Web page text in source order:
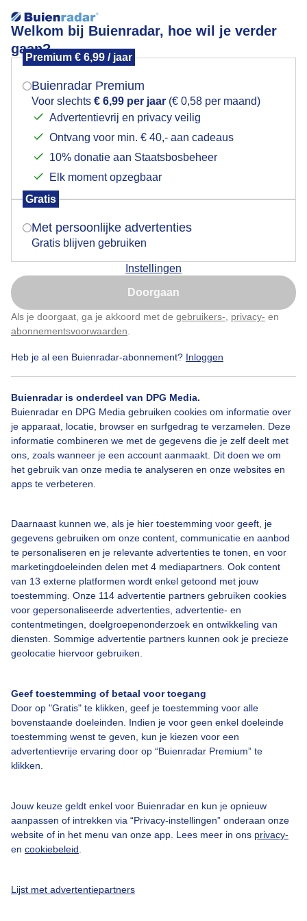
Welkom bij Buienradar, hoe wil je verder
gaan?
Premium € 6,99 / jaar
Buienradar Premium
Voor slechts € 6,99 per jaar (€ 0,58 per maand)
Advertentievrij en privacy veilig
Ontvang voor min. € 40,- aan cadeaus
10% donatie aan Staatsbosbeheer
Elk moment opzegbaar
Gratis
Met persoonlijke advertenties
Gratis blijven gebruiken
Instellingen
Doorgaan
Als je doorgaat, ga je akkoord met de gebruikers- privacy- en
abonnementsvoorwaarden
Heb je al een Buienradar-abonnement? Inloggen
Buienradar is onderdeel van DPG Media.
Buienradar en DPG Media gebruiken cookies om informatie over
je apparaat, locatie, browser en surfgedrag te verzamelen. Deze
informatie combineren we met de gegevens die je zelf deelt met
ons, zoals wanneer je een account aanmaakt. Dit doen we om
het gebruik van onze media te analyseren en onze websites en
apps te verbeteren.
Daarnaast kunnen we, als je hier toestemming voor geeft, je
gegevens gebruiken om onze content, communicatie en aanbod
te personaliseren en je relevante advertenties te tonen, en voor
marketingdoeleinden delen met 4 mediapartners. Ook content
van 13 externe platformen wordt enkel getoond met jouw
toestemming. Onze 114 advertentie partners gebruiken cookies
voor gepersonaliseerde advertenties, advertentie- en
contentmetingen, doelgroepenonderzoek en ontwikkeling van
diensten. Sommige advertentie partners kunnen ook je precieze
geolocatie hiervoor gebruiken.
Geef toestemming of betaal voor toegang
Door op "Gratis" te klikken, geef je toestemming voor alle
bovenstaande doeleinden. Indien je voor geen enkel doeleinde
toestemming wenst te geven, kun je kiezen voor een
advertentievrije ervaring door op “Buienradar Premium” te
klikken.
Jouw keuze geldt enkel voor Buienradar en kun je opnieuw
aanpassen of intrekken via “Privacy-instellingen” onderaan onze
website of in het menu van onze app. Lees meer in ons privacy-
en cookiebeleid
Lijst met advertentiepartners
Stapelwolken.
Vanmiddag stapelwolken en af en toe even een
zonnetje.
Door: Adri Joosse Gemaakt: 23-05-2025, 41x bekeken
Stapelwolken Zon
Bekijk slideshow
Een moment geduld aub...
Over Buienradar
Bedrijfsgegevens
Veelgestelde vragen
Contact
Toegankelijkheid
Adverteren
Buienradar Team
Mogen we je locatie gebruiken voor het
Indien je hier nog geen akkoord op hebt gegeven,
verschijnt er zo een pop-up uit je browser waarin
Is goed, toon de popup
Nu niet, misschien later
Klik hierom dit aan te passen